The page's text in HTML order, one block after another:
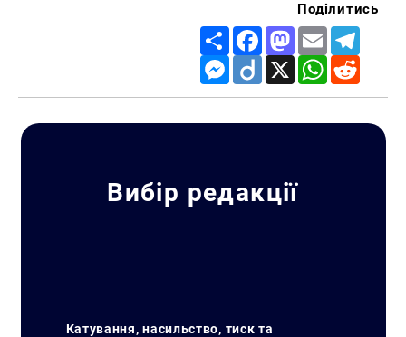
Поділитись
Share FacebookMastodon
Email
Messenger
Diigo X WhatsApp
Вибір редакції
Катування, насильство, тиск та